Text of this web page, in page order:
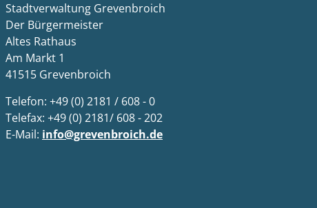
Stadtverwaltung Grevenbroich
Der Bürgermeister
Altes Rathaus
Am Markt 1
41515 Grevenbroich
Telefon: +49 (0) 2181 / 608 - 0
Telefax: +49 (0) 2181/ 608 - 202
E-Mail: info@grevenbroich.de